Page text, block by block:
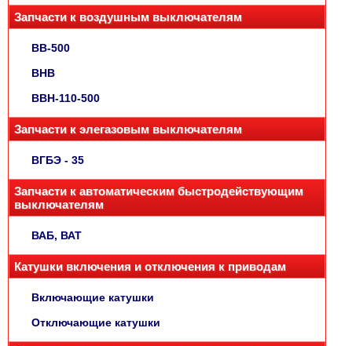
Запчасти к воздушным выключателям
ВВ-500
ВНВ
ВВН-110-500
Запчасти к элегазовым выключателям
ВГБЭ - 35
Запчасти к автоматическим быстродействующим
выключателям
ВАБ, ВАТ
Катушки включения и отключения к приводам
Включающие катушки
Отключающие катушки